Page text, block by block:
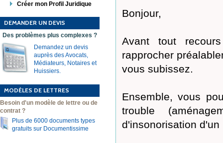
Créer mon Profil Juridique
DEMANDER UN DEVIS
Des problèmes plus complexes ?
Demandez un devis
auprès des Avocats,
Médiateurs, Notaires et
Huissiers.
MODÈLES DE LETTRES
Besoin d'un modèle de lettre ou de
contrat ?
Plus de 6000 documents types
gratuits sur Documentissime
Bonjour,
Avant tout
rapprocher
vous subissez.
Ensemble, vous
trouble
d'insonorisation